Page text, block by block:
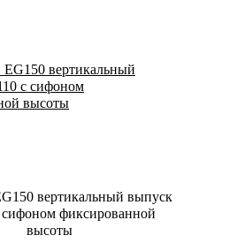
вертикальный выпуск
фиксированной
высоты